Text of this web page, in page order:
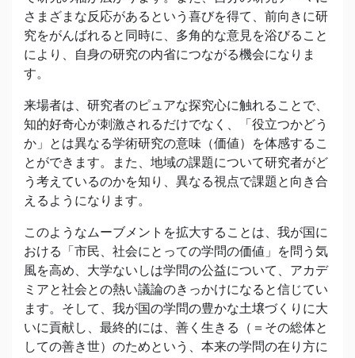
さまざまな反応があるという喜びを得て、前向きに研
究をがんばれると同時に、多角的な意見を浴びること
により、自身の研究の内省につながる機会になりま
す。
来場者は、研究者のピュアな探究心に触れることで、
知的好奇心が刺激されるだけでなく、「役立つかどう
か」とは異なる学術研究の意味（価値）を体感するこ
とができます。また、地域の課題について研究者がど
う考えているのかを知り、異なる視点で課題と向き合
えるようになります。
このようなムーブメントを拡大することは、我が国に
おける「市民、社会にとっての学問の価値」を問う気
風を高め、大学ないしは学問の公益について、アカデ
ミアと社会との熱い議論のきっかけになると信じてい
ます。そして、我が国の学問の豊かな土壌づくりに大
いに貢献し、最終的には、善く生きる（＝その総体と
しての善き世）のためという、本来の学問の在り方に